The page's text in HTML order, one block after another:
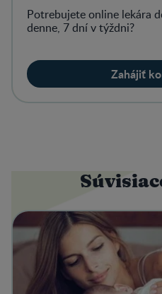
Potrebujete online lekára
denne, 7 dní v týždni?
Zahájiť